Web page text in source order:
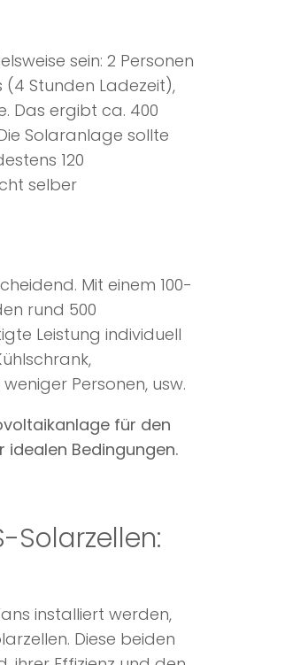
sein: 2 Personen
(4 Stunden Ladezeit),
Das ergibt ca. 400
Solaranlage sollte
120
selber
Mit einem 100-
rund 500
Leistung individuell
Personen, usw.
für den
Bedingungen.
Solarzellen:
installiert werden,
Diese beiden